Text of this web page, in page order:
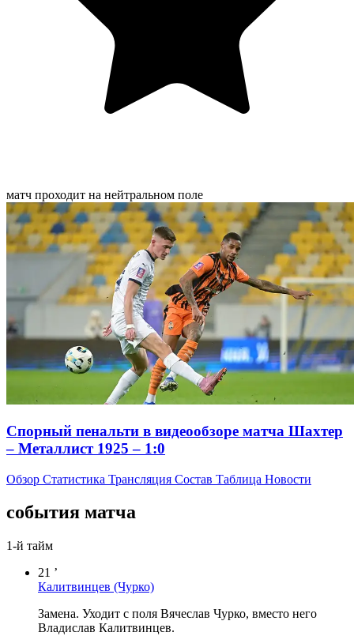
матч проходит на нейтральном поле
Спорный пенальти в видеообзоре матча Шахтер
– Металлист 1925 – 1:0
Обзор Статистика Трансляция Состав Таблица Новости
события матча
1-й тайм
21 ’
Калитвинцев (Чурко)
Замена. Уходит с поля Вячеслав Чурко, вместо него
Владислав Калитвинцев.